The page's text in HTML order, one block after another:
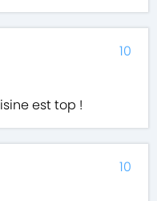
est top !
10
10